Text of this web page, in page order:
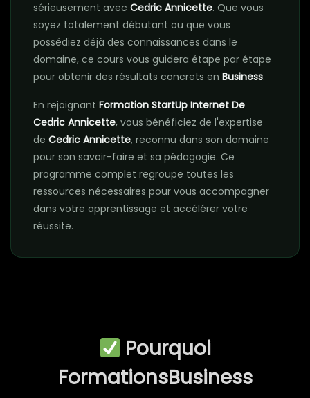
sérieusement avec Cedric Annicette. Que vous
soyez totalement débutant ou que vous
possédiez déjà des connaissances dans le
domaine, ce cours vous guidera étape par étape
pour obtenir des résultats concrets en Business.
En rejoignant Formation StartUp Internet De
Cedric Annicette, vous bénéficiez de l'expertise
de Cedric Annicette, reconnu dans son domaine
pour son savoir-faire et sa pédagogie. Ce
programme complet regroupe toutes les
ressources nécessaires pour vous accompagner
dans votre apprentissage et accélérer votre
réussite.
Pourquoi
FormationsBusiness